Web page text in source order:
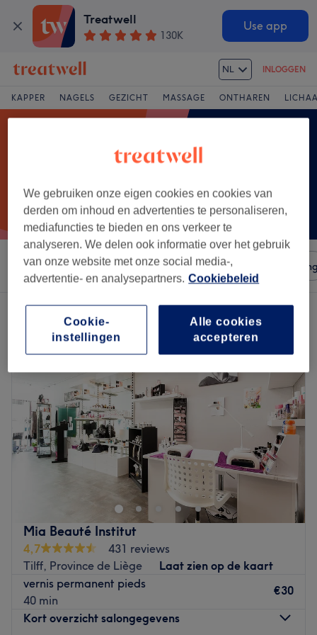
Treatwell
130K
Use app
NL INLOGGEN
KAPPER NAGELS GEZICHT MASSAGE ONTHAREN
Sorteer op Salons Expresaanbiedingen
Een salon met:paraffinepakking in Boncelles, Province de Liège
Mia Beauté Institut
4,7
431 reviews
Tilff, Province de Liège
Laat zien op de kaart
vernis permanent pieds
40 min
€30
Kort overzicht salongegevens
We gebruiken onze eigen cookies en cookies van
derden om inhoud en advertenties te personaliseren,
mediafuncties te bieden en ons verkeer te
analyseren. We delen ook informatie over het gebruik
van onze website met onze social media-,
advertentie- en analysepartners. Cookiebeleid
Alle cookies
accepteren
Cookie-
instellingen